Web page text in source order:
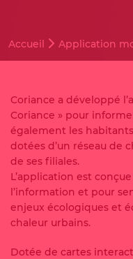
Accueil Application
Coriance a développé
Coriance » pour
également les
dotées d’un réseau de
de ses filiales.
L’application est
l’information et pour
enjeux écologiques et
chaleur urbains.
Dotée de cartes